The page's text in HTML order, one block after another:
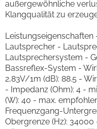
außergewöhnliche
Klangqualität zu
Lautsprecher -
Lautsprechersystem -
Bassreflex-System -
2,83V/1m (dB): 88.5 -
- Impedanz (Ohm): 4 -
(W): 40 - max.
Frequenzgang-
Obergrenze (Hz):